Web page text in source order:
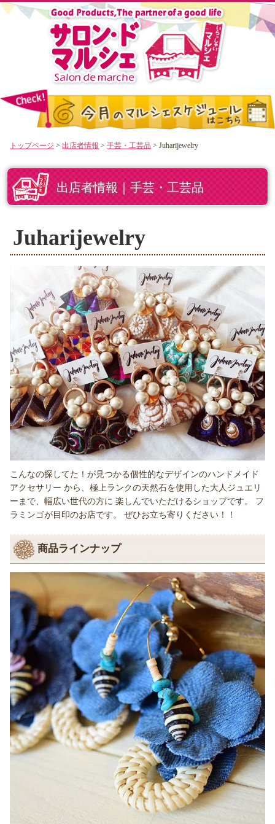
トップページ >出店者情報 >手芸・工芸品 > Juharijewelry
出店者情報｜手芸・工芸品
Juharijewelry
こんなの探してた！が見つかる個性的なデザインのハンドメイド
アクセサリー から、極上ランクの天然石を使用した大人ジュエリ
ーまで、幅広い世代の方に 楽しんでいただけるショップです。 フ
ラミンゴが目印のお店です。 ぜひお立ち寄りください！！
商品ラインナップ